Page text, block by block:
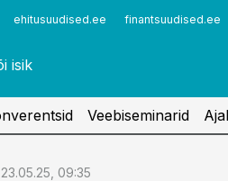
ehitusuudised.ee finantsuudised.ee
Veebiseminarid
23.05.25, 09:35